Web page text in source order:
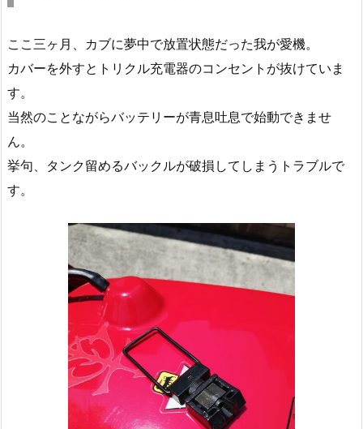
ここ三ヶ月、カブに夢中で放置状態だった我が愛機。
カバーを外すとトリクル充電器のコンセントが抜けていま
す。
当然のことながらバッテリーが青息吐息で始動できませ
ん。
挙句、タンク留めるバックルが破損してしまうトラブルで
す。